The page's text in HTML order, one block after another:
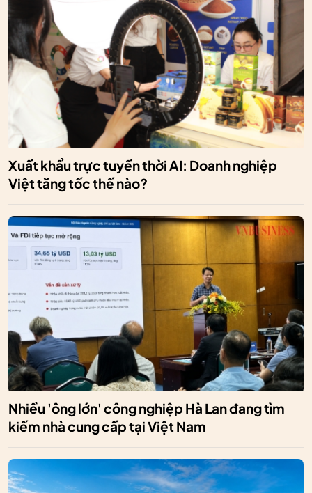
Xuất khẩu trực tuyến thời AI: Doanh nghiệp
Việt tăng tốc thế nào?
Nhiều 'ông lớn' công nghiệp Hà Lan đang tìm
kiếm nhà cung cấp tại Việt Nam